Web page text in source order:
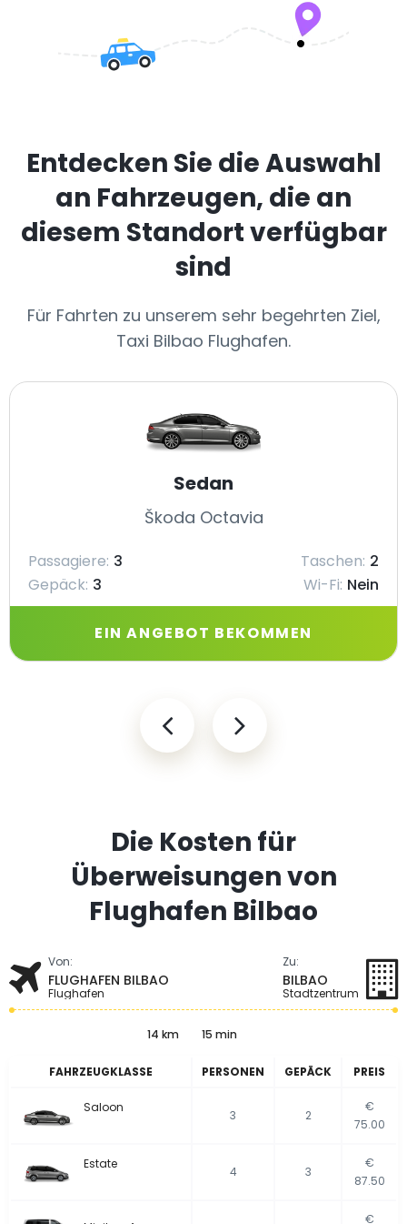
Entdecken Sie die Auswahl
an Fahrzeugen, die an
diesem Standort verfügbar
sind
Für Fahrten zu unserem sehr begehrten Ziel,
Taxi Bilbao Flughafen.
Sedan
Škoda Octavia
Passagiere: 3 Taschen: 2
Gepäck: 3 Wi-Fi: Nein
EIN ANGEBOT BEKOMMEN
Die Kosten für
Überweisungen von
Flughafen Bilbao
Von:
FLUGHAFEN BILBAO
Flughafen
Zu:
BILBAO
Stadtzentrum
14 km 15 min
FAHRZEUGKLASSE PERSONEN GEPÄCK PREIS
Saloon
3 2
€
75.00
Estate
4 3
€
87.50
€